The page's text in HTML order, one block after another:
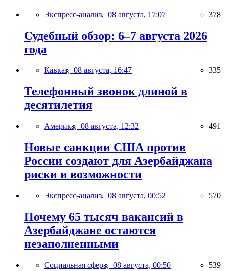
Экспресс-анализ, 08 августа, 17:07 378
Судебный обзор: 6–7 августа 2026
года
Кавказ, 08 августа, 16:47 335
Телефонный звонок длиной в
десятилетия
Америка, 08 августа, 12:32 491
Новые санкции США против
России создают для Азербайджана
риски и возможности
Экспресс-анализ, 08 августа, 00:52 570
Почему 65 тысяч вакансий в
Азербайджане остаются
незаполненными
Социальная сфера, 08 августа, 00:50 539